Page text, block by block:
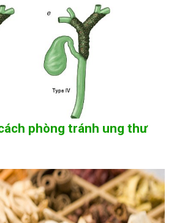
phòng tránh ung thư